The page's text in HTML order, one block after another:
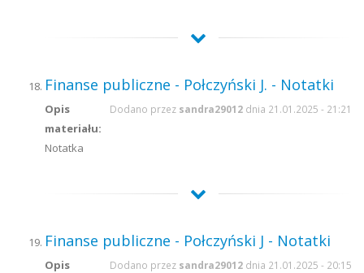
Finanse publiczne - Połczyński J. - Notatki
Dodano przez sandra29012 dnia 21.01.2025 - 21:21
Opis
materiału:
Notatka
Finanse publiczne - Połczyński J - Notatki
Dodano przez sandra29012 dnia 21.01.2025 - 20:15
Opis